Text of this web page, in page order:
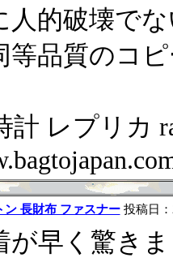
人的破壊で
等品質のコ
計 レプリカ
ン 長財布 ファスナー投稿日：
が早く驚き